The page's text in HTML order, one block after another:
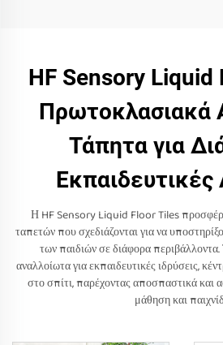
HF Sensory Liquid
Πρωτοκλασιακά
Τάπητα για
Εκπαιδευτικές
Η HF Sensory Liquid Floor Tiles
ταπετών που σχεδιάζονται για να
των παιδιών σε διάφορα περιβάλλοντα.
αναλλοίωτα για εκπαιδευτικές ιδρύσεις,
στο σπίτι, παρέχοντας αποσπαστικά και
μάθηση και